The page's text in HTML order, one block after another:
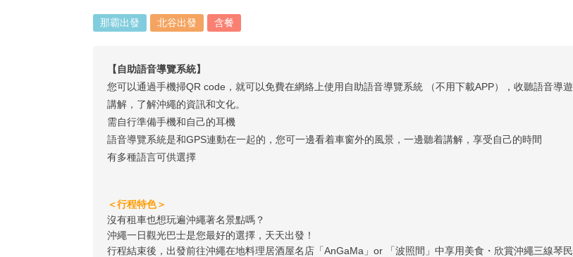
那霸出發 北谷出發 含餐
【自助語音導覽系統】
您可以通過手機掃QR code，就可以免費在網絡上使用自助語音導覽系統 （不用下載APP），收聽語音導遊
講解，了解沖繩的資訊和文化。
需自行準備手機和自己的耳機
語音導覽系統是和GPS連動在一起的，您可一邊看着車窗外的風景，一邊聽着講解，享受自己的時間
有多種語言可供選擇
＜行程特色＞
沒有租車也想玩遍沖繩著名景點嗎？
沖繩一日觀光巴士是您最好的選擇，天天出發！
行程結束後，出發前往沖繩在地料理居酒屋名店「AnGaMa」or 「波照間」中享用美食・欣賞沖繩三線琴民